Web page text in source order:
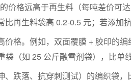
价格远高于再生料（每吨差价可
再生料袋高 0.2-0.5 元；若添加
格。例如，双面覆膜 + 胶印的
（如 25 公斤融雪剂袋），比单
跌落、抗穿刺测试）的编织袋